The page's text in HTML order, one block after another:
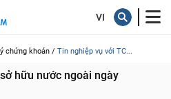
chứng khoán / Tin nghiệp vụ với TC...
hữu nước ngoài ngày